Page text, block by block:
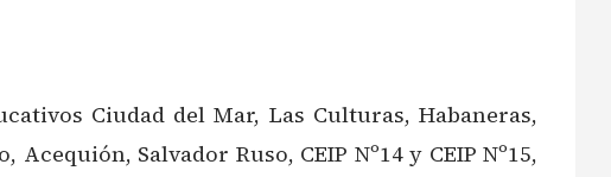
Ciudad del Mar, Las Culturas, Habaneras,
Salvador Ruso, CEIP Nº14 y CEIP Nº15,